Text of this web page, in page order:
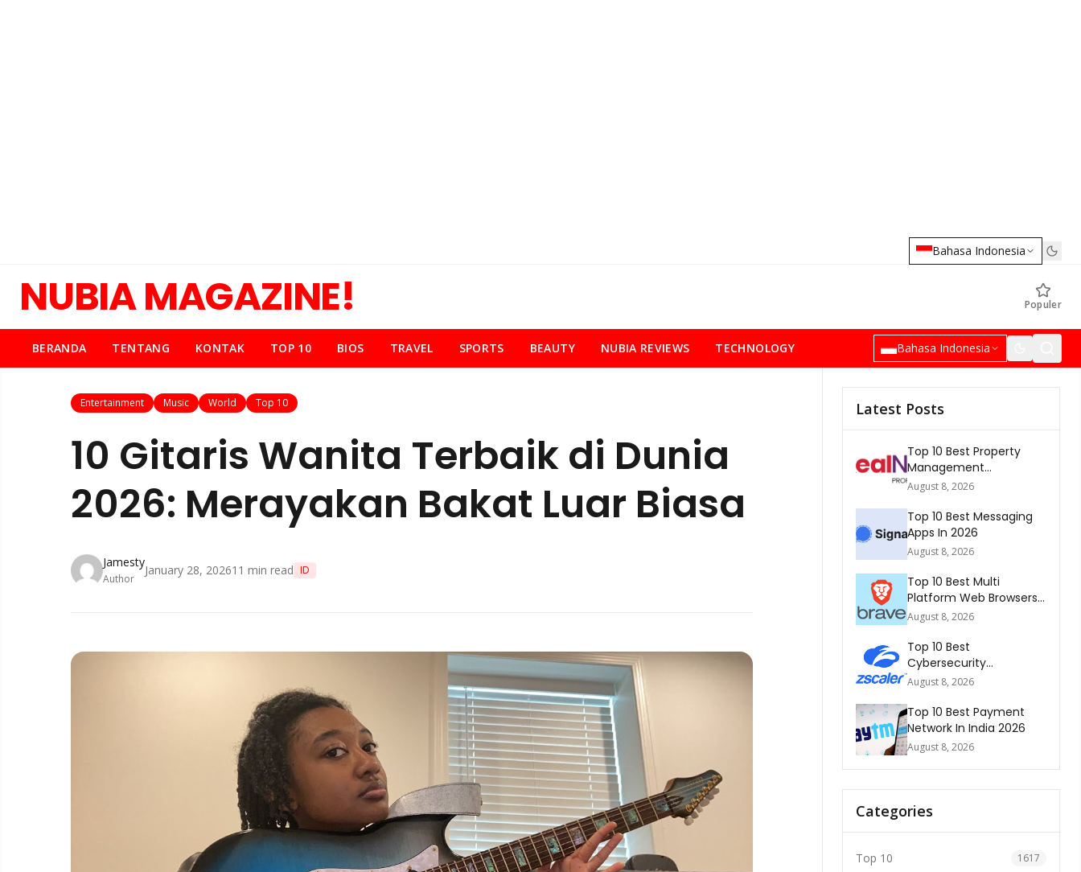
Bahasa Indonesia
NUBIA MAGAZINE! Populer
BERANDA TENTANG KONTAK TOP 10 BIOS TRAVEL SPORTS BEAUTY NUBIA REVIEWS TECHNOLOGY Bahasa Indonesia
Entertainment Music World Top 10
10 Gitaris Wanita Terbaik di Dunia
2026: Merayakan Bakat Luar Biasa
Jamesty
Author
January 28, 202611 min read ID
Latest Posts
Top 10 Best Property
Management
Companies In South
August 8, 2026
Top 10 Best Messaging
Apps In 2026
August 8, 2026
Top 10 Best Multi
Platform Web Browsers
In The world 2026
August 8, 2026
Top 10 Best
Cybersecurity
Companies In America
August 8, 2026
Top 10 Best Payment
Network In India 2026
August 8, 2026
Categories
Top 10 1617